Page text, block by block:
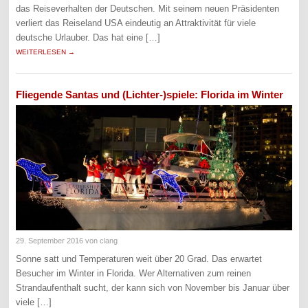
das Reiseverhalten der Deutschen. Mit seinem neuen Präsidenten
verliert das Reiseland USA eindeutig an Attraktivität für viele
deutsche Urlauber. Das hat eine […]
WEITERLESEN →
Fliegende Santas und (Lichter-)spiele: Florida im Winter
29. September 2016 von clang
Sonne satt und Temperaturen weit über 20 Grad. Das erwartet
Besucher im Winter in Florida. Wer Alternativen zum reinen
Strandaufenthalt sucht, der kann sich von November bis Januar über
viele […]